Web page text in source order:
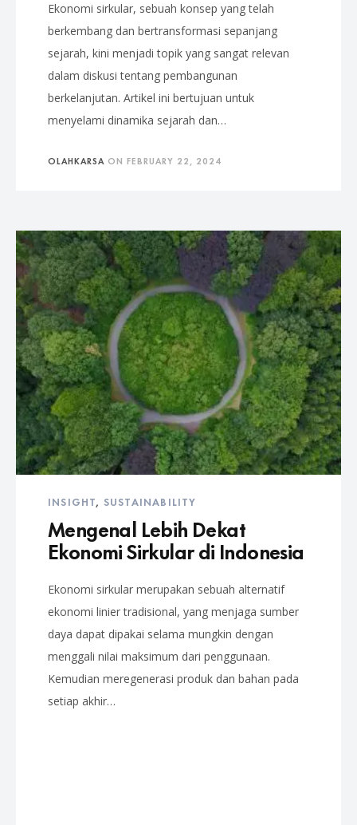
Ekonomi sirkular, sebuah konsep yang telah
berkembang dan bertransformasi sepanjang
sejarah, kini menjadi topik yang sangat relevan
dalam diskusi tentang pembangunan
berkelanjutan. Artikel ini bertujuan untuk
menyelami dinamika sejarah dan…
OLAHKARSA ON FEBRUARY 22, 2024
INSIGHT, SUSTAINABILITY
Mengenal Lebih Dekat
Ekonomi Sirkular di Indonesia
Ekonomi sirkular merupakan sebuah alternatif
ekonomi linier tradisional, yang menjaga sumber
daya dapat dipakai selama mungkin dengan
menggali nilai maksimum dari penggunaan.
Kemudian meregenerasi produk dan bahan pada
setiap akhir…